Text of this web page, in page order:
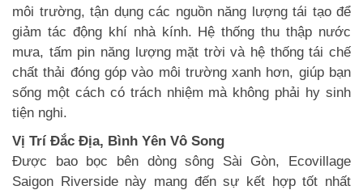
môi trường, tận dụng các nguồn năng lượng tái tạo để
giảm tác động khí nhà kính. Hệ thống thu thập nước
mưa, tấm pin năng lượng mặt trời và hệ thống tái chế
chất thải đóng góp vào môi trường xanh hơn, giúp bạn
sống một cách có trách nhiệm mà không phải hy sinh
tiện nghi.
Vị Trí Đắc Địa, Bình Yên Vô Song
Được bao bọc bên dòng sông Sài Gòn, Ecovillage
Saigon Riverside này mang đến sự kết hợp tốt nhất